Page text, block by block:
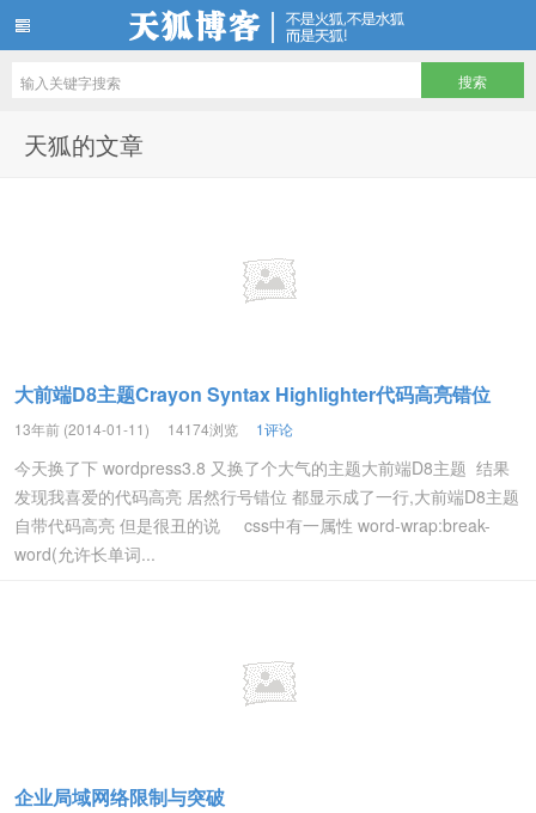
天狐的文章
大前端D8主题Crayon Syntax Highlighter代码高亮错位
13年前 (2014-01-11) 14174浏览 1评论
今天换了下 wordpress3.8 又换了个大气的主题大前端D8主题 结果
发现我喜爱的代码高亮 居然行号错位 都显示成了一行,大前端D8主题
自带代码高亮 但是很丑的说 css中有一属性 word-wrap:break-
word(允许长单词...
企业局域网络限制与突破